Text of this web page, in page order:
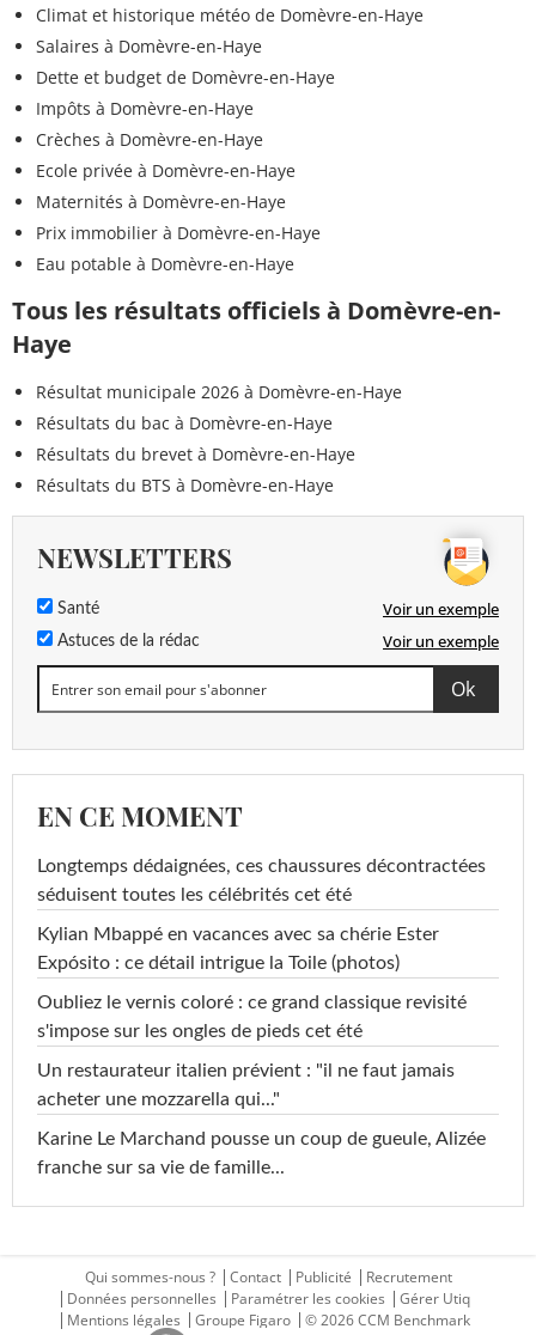
Climat et historique météo de Domèvre-en-Haye
Salaires à Domèvre-en-Haye
Dette et budget de Domèvre-en-Haye
Impôts à Domèvre-en-Haye
Crèches à Domèvre-en-Haye
Ecole privée à Domèvre-en-Haye
Maternités à Domèvre-en-Haye
Prix immobilier à Domèvre-en-Haye
Eau potable à Domèvre-en-Haye
Tous les résultats officiels à Domèvre-en-
Haye
Résultat municipale 2026 à Domèvre-en-Haye
Résultats du bac à Domèvre-en-Haye
Résultats du brevet à Domèvre-en-Haye
Résultats du BTS à Domèvre-en-Haye
NEWSLETTERS
Santé Voir un exemple
Astuces de la rédac Voir un exemple
EN CE MOMENT
Longtemps dédaignées, ces chaussures décontractées
séduisent toutes les célébrités cet été
Kylian Mbappé en vacances avec sa chérie Ester
Expósito : ce détail intrigue la Toile (photos)
Oubliez le vernis coloré : ce grand classique revisité
s'impose sur les ongles de pieds cet été
Un restaurateur italien prévient : "il ne faut jamais
acheter une mozzarella qui..."
Karine Le Marchand pousse un coup de gueule, Alizée
franche sur sa vie de famille...
Qui sommes-nous ? Contact Publicité
Recrutement
Données personnelles
Paramétrer les cookies
Gérer Utiq
Mentions légales
Groupe Figaro © 2026 CCM Benchmark